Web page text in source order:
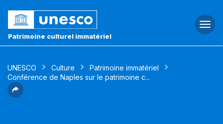
Patrimoine culturel immatériel
UNESCO Culture
Patrimoine immatériel
Conférence de Naples sur le patrimoine c...